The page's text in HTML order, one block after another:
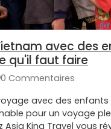
avec des
qu'il faut faire
0 Commentaires
avec des enfants
pour un voyage
Asia King Travel vous